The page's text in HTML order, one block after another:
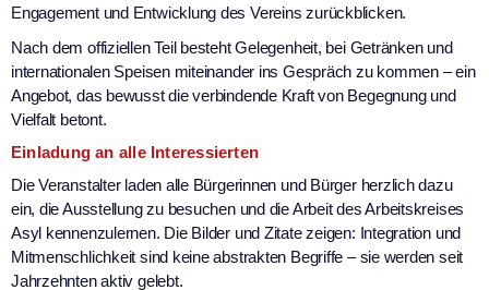
Engagement und Entwicklung des Vereins zurückblicken.
Nach dem offiziellen Teil besteht Gelegenheit, bei Getränken und
internationalen Speisen miteinander ins Gespräch zu kommen – ein
Angebot, das bewusst die verbindende Kraft von Begegnung und
Vielfalt betont.
Einladung an alle Interessierten
Die Veranstalter laden alle Bürgerinnen und Bürger herzlich dazu
ein, die Ausstellung zu besuchen und die Arbeit des Arbeitskreises
Asyl kennenzulernen. Die Bilder und Zitate zeigen: Integration und
Mitmenschlichkeit sind keine abstrakten Begriffe – sie werden seit
Jahrzehnten aktiv gelebt.